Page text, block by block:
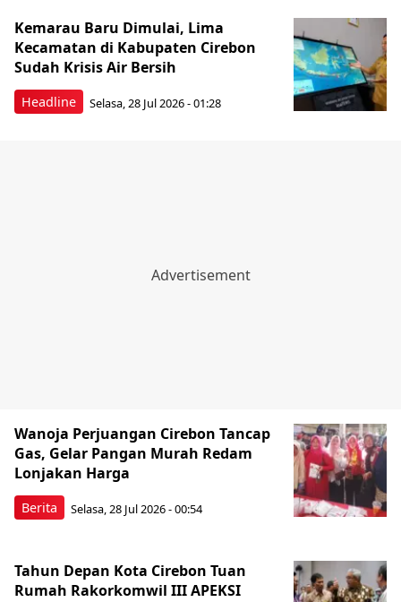
Headline
Kemarau Baru Dimulai, Lima
Kecamatan di Kabupaten Cirebon
Sudah Krisis Air Bersih
Selasa, 28 Jul 2026 - 01:28
Berita
Wanoja Perjuangan Cirebon Tancap
Gas, Gelar Pangan Murah Redam
Lonjakan Harga
Selasa, 28 Jul 2026 - 00:54
Tahun Depan Kota Cirebon Tuan
Rumah Rakorkomwil III APEKSI